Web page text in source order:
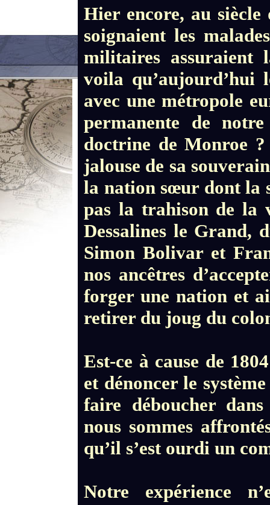
Hier encore, au
soignaient les
militaires assuraient
voila qu’aujourd’hui
avec une métropole
permanente de
doctrine de Monroe
jalouse de sa
la nation sœur dont la
pas la trahison de la
Dessalines le Grand,
Simon Bolivar et
nos ancêtres
forger une nation et
retirer du joug du
Est-ce à cause de
et dénoncer le
faire déboucher
nous sommes
qu’il s’est ourdi un
Notre expérience